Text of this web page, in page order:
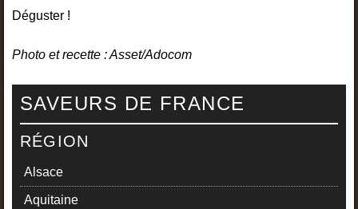
Déguster !
Photo et recette : Asset/Adocom
SAVEURS DE FRANCE
RÉGION
Alsace
Aquitaine